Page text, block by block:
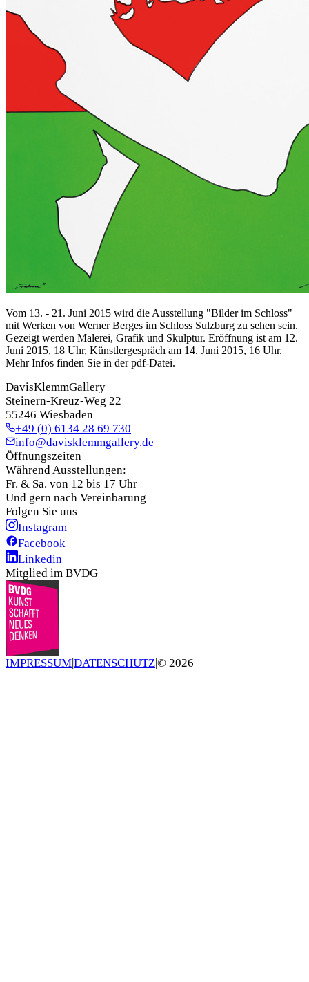
Vom 13. - 21. Juni 2015 wird die Ausstellung "Bilder im Schloss"
mit Werken von Werner Berges im Schloss Sulzburg zu sehen sein.
Gezeigt werden Malerei, Grafik und Skulptur. Eröffnung ist am 12.
Juni 2015, 18 Uhr, Künstlergespräch am 14. Juni 2015, 16 Uhr.
Mehr Infos finden Sie in der pdf-Datei.
DavisKlemmGallery
Steinern-Kreuz-Weg 22
55246 Wiesbaden
+49 (0) 6134 28 69 730
info@davisklemmgallery.de
Öffnungszeiten
Während Ausstellungen:
Fr. & Sa. von 12 bis 17 Uhr
Und gern nach Vereinbarung
Folgen Sie uns
Instagram
Facebook
Linkedin
Mitglied im BVDG
IMPRESSUM|DATENSCHUTZ|© 2026